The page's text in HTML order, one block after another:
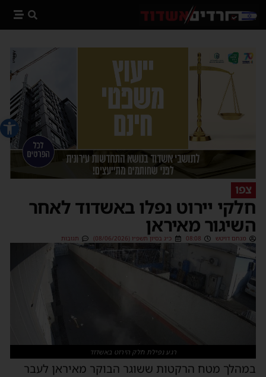
פתח
צפו
חלקי יירוט נפלו באשדוד לאחר
השיגור מאיראן
מנחם דויטש 08:08 כ״ג בסיון תשפ״ו (08/06/2026) תגובות
רגע נפילת חלק הירוט באשדוד
במהלך מטח הרקטות ששוגר הבוקר מאיראן לעבר